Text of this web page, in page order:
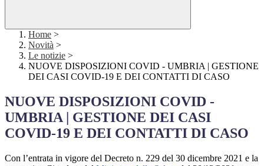
Home >
Novità >
Le notizie >
NUOVE DISPOSIZIONI COVID - UMBRIA | GESTIONE
DEI CASI COVID-19 E DEI CONTATTI DI CASO
NUOVE DISPOSIZIONI COVID -
UMBRIA | GESTIONE DEI CASI
COVID-19 E DEI CONTATTI DI CASO
Con l’entrata in vigore del Decreto n. 229 del 30 dicembre 2021 e la